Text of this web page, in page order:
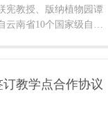
宪教授、版纳植物园谭
南省10个国家级自然
教学点合作协议